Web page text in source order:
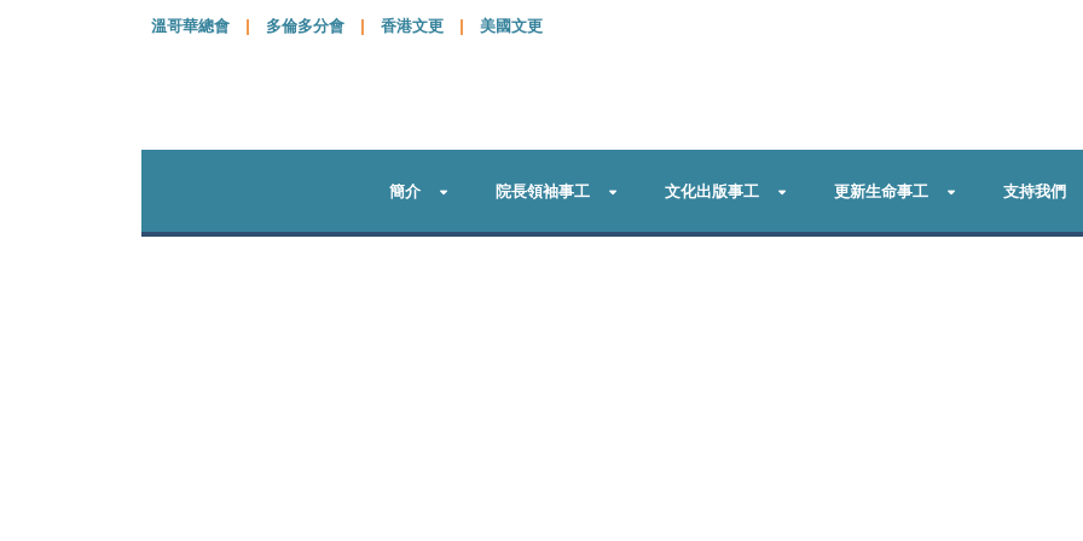
溫哥華總會 | 多倫多分會 | 香港文更 | 美國文更
簡介 院長領袖事工 文化出版事工 更新生命事工 支持我們